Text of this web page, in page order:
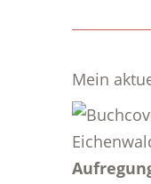
Mein